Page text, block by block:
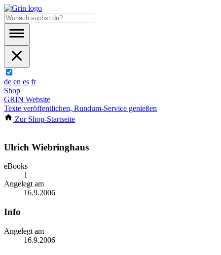
de en es fr
Shop
GRIN Website
Texte veröffentlichen, Rundum-Service genießen
Zur Shop-Startseite
Ulrich Wiebringhaus
eBooks
1
Angelegt am
16.9.2006
Info
Angelegt am
16.9.2006